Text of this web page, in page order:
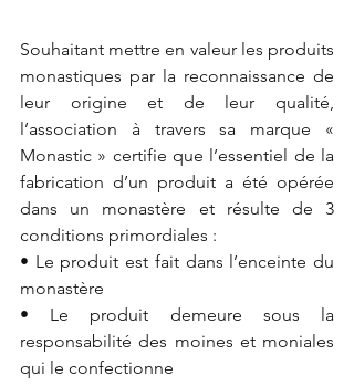
Souhaitant mettre en valeur les produits
monastiques par la reconnaissance de
leur origine et de leur qualité,
l’association à travers sa marque «
Monastic » certifie que l’essentiel de la
fabrication d’un produit a été opérée
dans un monastère et résulte de 3
conditions primordiales :
• Le produit est fait dans l’enceinte du
monastère
• Le produit demeure sous la
responsabilité des moines et moniales
qui le confectionne